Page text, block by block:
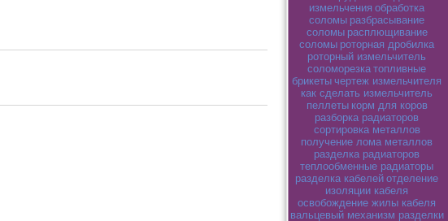
измельчения обработка
соломы разбрасывание
соломы расплющивание
соломы роторная дробилка
роторный измельчитель
соломорезка топливные
брикеты чертеж измельчителя
как сделать измельчитель
пеллеты корм для коров
разборка радиаторов
сортировка металлов
получение лома металлов
разделка радиаторов
теплообменные радиаторы
разделка кабелей отделение
изоляции кабеля
освобождение жилы кабеля
вальцевый механизм разделки